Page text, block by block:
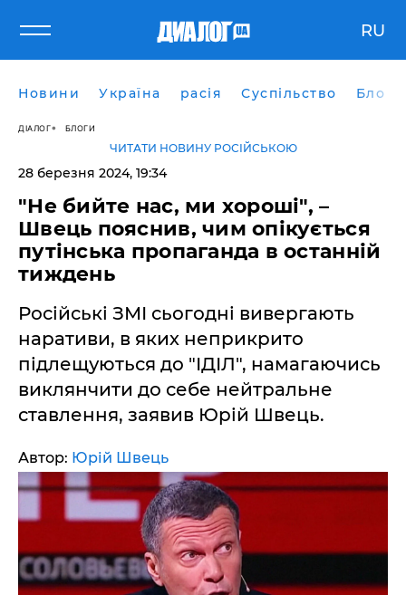
RU
Новини Україна расія Суспільство Блоги
ДІАЛОГ БЛОГИ
ЧИТАТИ НОВИНУ РОСІЙСЬКОЮ
28 березня 2024, 19:34
"Не бийте нас, ми хороші", –
Швець пояснив, чим опікується
путінська пропаганда в останній
тиждень
Російські ЗМІ сьогодні вивергають
наративи, в яких неприкрито
підлещуються до "ІДІЛ", намагаючись
виклянчити до себе нейтральне
ставлення, заявив Юрій Швець.
Автор: Юрій Швець